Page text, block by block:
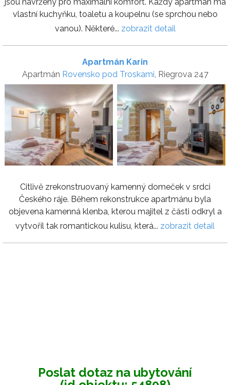
vlastní kuchyňku, toaletu a koupelnu (se sprchou nebo
vanou). Některé... zobrazit detail
Apartmán Karin
Apartmán Rovensko pod Troskami, Riegrova 247
Citlivě zrekonstruovaný kamenný domeček v srdci
Českého ráje. Během rekonstrukce apartmánu byla
objevena kamenná klenba, kterou majitel z části odkryl a
vytvořil tak romantickou kulisu, která... zobrazit detail
Poslat dotaz na ubytování